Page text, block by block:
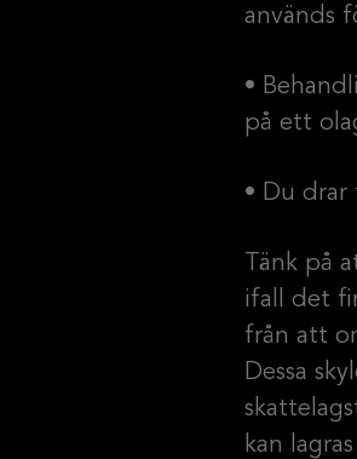
används
•
på ett
• Du drar
Tänk på
ifall det
från att
Dessa
kan